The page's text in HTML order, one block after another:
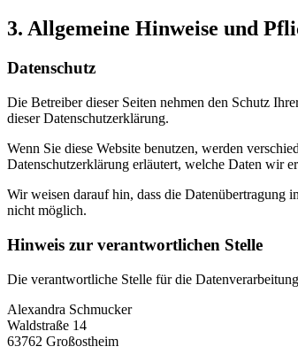
3. Allgemeine Hinweise und
Datenschutz
Die Betreiber dieser Seiten nehmen den Schutz
dieser Datenschutzerklärung.
Wenn Sie diese Website benutzen, werden
Datenschutzerklärung erläutert, welche Daten wir
Wir weisen darauf hin, dass die
nicht möglich.
Hinweis zur verantwortlichen Stelle
Die verantwortliche Stelle für die
Alexandra Schmucker
Waldstraße 14
63762 Großostheim